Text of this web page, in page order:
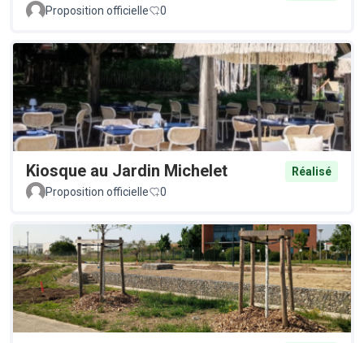
Proposition officielle
0
Kiosque au Jardin Michelet
Réalisé
Proposition officielle
0